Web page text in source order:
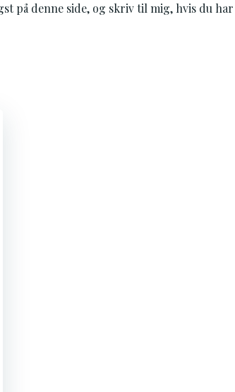
på denne side, og skriv til mig, hvis du